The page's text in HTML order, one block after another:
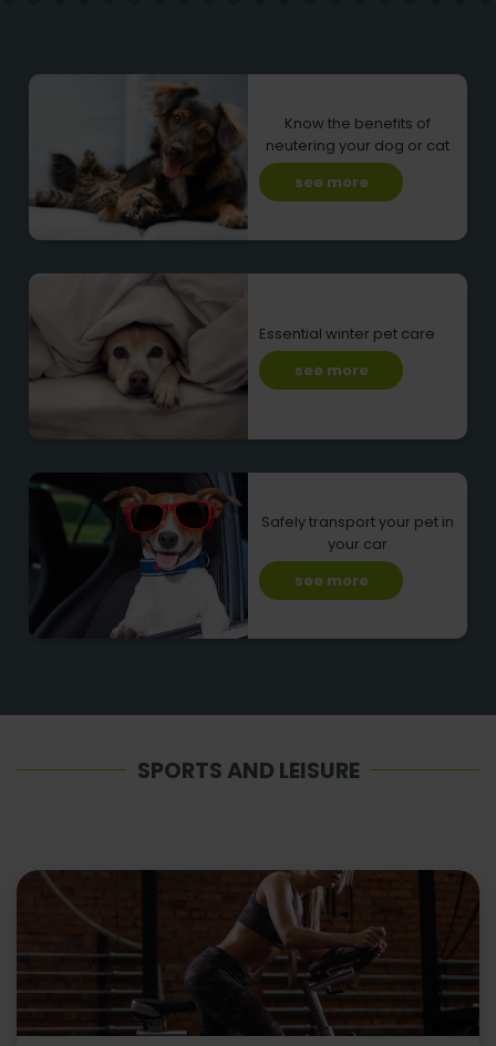
Know the benefits of
neutering your dog or cat
see more
Essential winter pet care
see more
Safely transport your pet in
your car
see more
SPORTS AND LEISURE